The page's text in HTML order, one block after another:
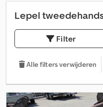
Lepel
Filter
Alle filters verwijderen